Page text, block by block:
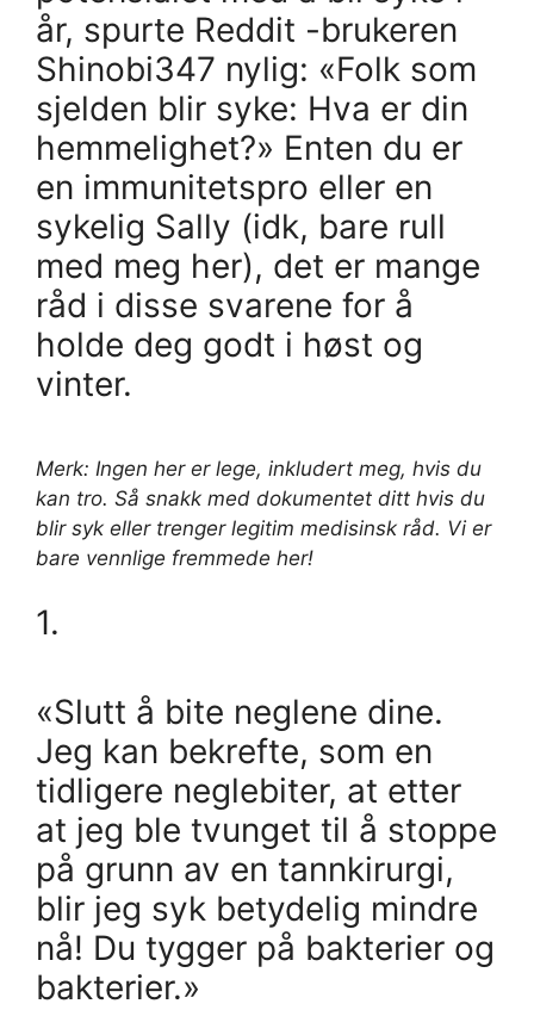
år, spurte Reddit -brukeren
Shinobi347 nylig: «Folk som
sjelden blir syke: Hva er din
hemmelighet?» Enten du er
en immunitetspro eller en
sykelig Sally (idk, bare rull
med meg her), det er mange
råd i disse svarene for å
holde deg godt i høst og
vinter.
Merk: Ingen her er lege, inkludert meg, hvis du
kan tro. Så snakk med dokumentet ditt hvis du
blir syk eller trenger legitim medisinsk råd. Vi er
bare vennlige fremmede her!
1.
«Slutt å bite neglene dine.
Jeg kan bekrefte, som en
tidligere neglebiter, at etter
at jeg ble tvunget til å stoppe
på grunn av en tannkirurgi,
blir jeg syk betydelig mindre
nå! Du tygger på bakterier og
bakterier.»